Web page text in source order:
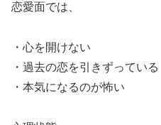
恋愛面では、
・心を開けない
・過去の恋を引きずっている
・本気になるのが怖い